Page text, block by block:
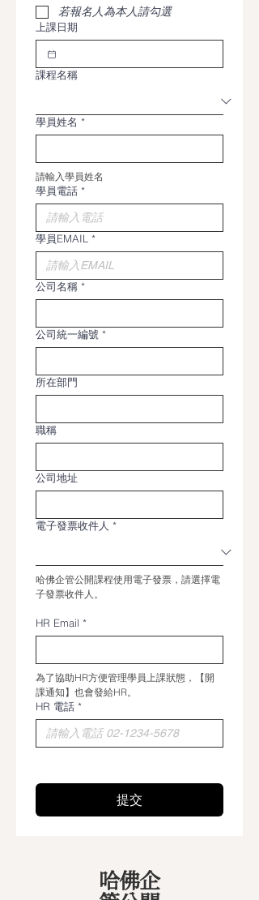
若報名人為本人請勾選
上課日期
課程名稱
學員姓名 *
請輸入學員姓名
學員電話 *
學員EMAIL *
公司名稱 *
公司統一編號 *
所在部門
職稱
公司地址
電子發票收件人 *
哈佛企管公開課程使用電子發票，請選擇電
子發票收件人。
HR Email *
為了協助HR方便管理學員上課狀態，【開
課通知】也會發給HR。
HR 電話 *
提交
哈佛企